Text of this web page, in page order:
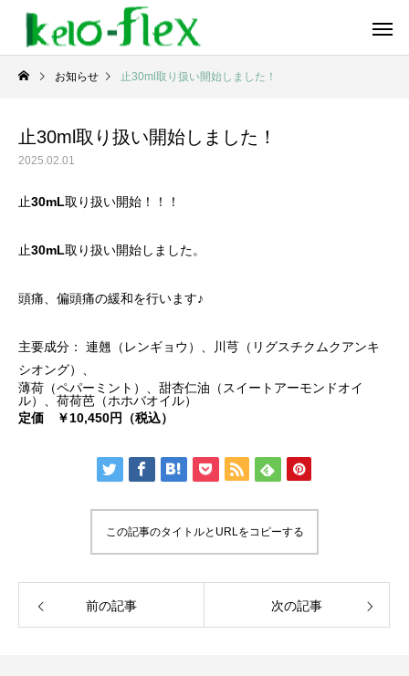
お知らせ 止30ml取り扱い開始しました！
止30ml取り扱い開始しました！
2025.02.01
止30mL取り扱い開始！！！
止30mL取り扱い開始しました。
頭痛、偏頭痛の緩和を行います♪
主要成分： 連翹（レンギョウ）、川芎（リグスチクムクアンキ
シオング）、
薄荷（ペパーミント）、甜杏仁油（スイートアーモンドオイ
ル）、 荷荷芭（ホホバオイル）
定価 ￥10,450円（税込）
この記事のタイトルとURLをコピーする
前の記事 次の記事